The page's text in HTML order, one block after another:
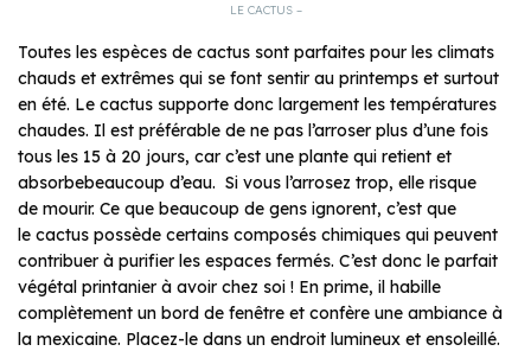
LE CACTUS –
Toutes les espèces de cactus sont parfaites pour les climats
chauds et extrêmes qui se font sentir au printemps et surtout
en été. Le cactus supporte donc largement les températures
chaudes. Il est préférable de ne pas l’arroser plus d’une fois
tous les 15 à 20 jours, car c’est une plante qui retient et
absorbebeaucoup d’eau. Si vous l’arrosez trop, elle risque
de mourir. Ce que beaucoup de gens ignorent, c’est que
le cactus possède certains composés chimiques qui peuvent
contribuer à purifier les espaces fermés. C’est donc le parfait
végétal printanier à avoir chez soi ! En prime, il habille
complètement un bord de fenêtre et confère une ambiance à
la mexicaine. Placez-le dans un endroit lumineux et ensoleillé.